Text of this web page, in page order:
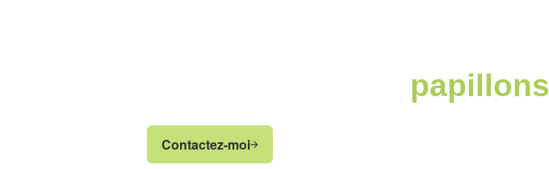
papillons
Rejoignez notre communauté d’experts et d’amateurs
Contactez-moi